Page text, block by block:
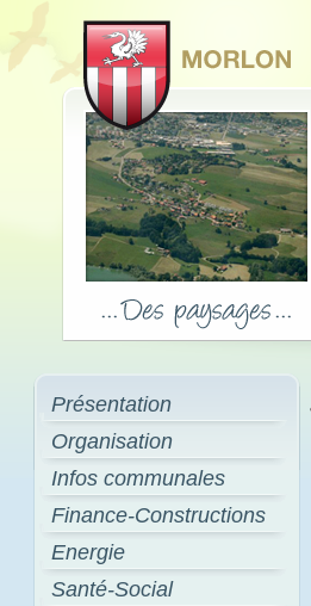
Présentation
Organisation
Infos communales
Finance-Constructions
Energie
Santé-Social